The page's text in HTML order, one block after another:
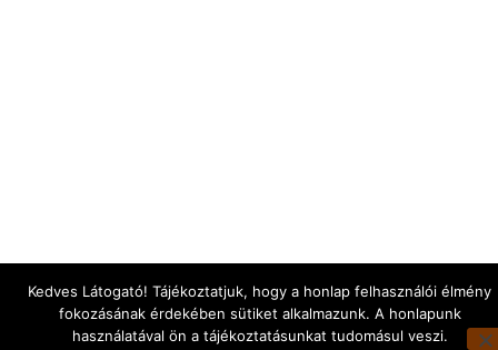
Kedves Látogató! Tájékoztatjuk, hogy a honlap felhasználói élmény
fokozásának érdekében sütiket alkalmazunk. A honlapunk
használatával ön a tájékoztatásunkat tudomásul veszi.